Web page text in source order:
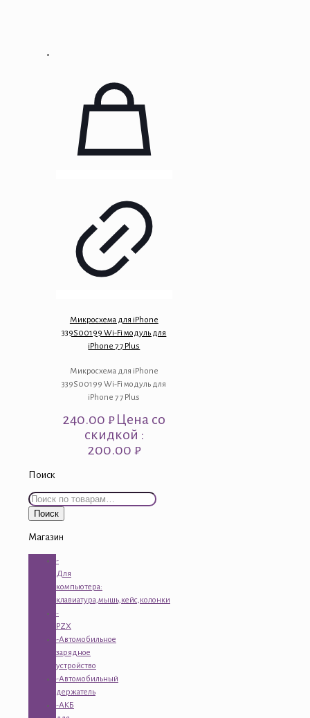
Микросхема для iPhone
339S00199 Wi-Fi модуль для
iPhone 7 7 Plus
Микросхема для iPhone
339S00199 Wi-Fi модуль для
iPhone 7 7 Plus
240.00₽Цена со
скидкой :
200.00 ₽
Поиск
Искать:
Поиск
Магазин
-
Для
компьютера:
клавиатура,мышь,кейс,колонки
-
PZX
-Автомобильное
зарядное
устройство
-Автомобильный
держатель
-АКБ